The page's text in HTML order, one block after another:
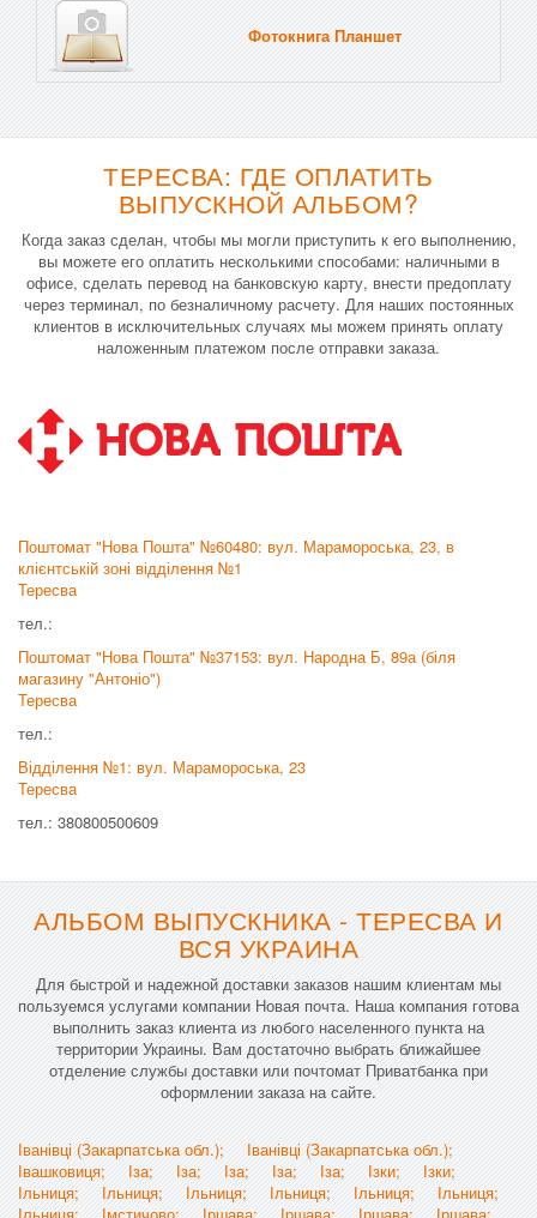
Фотокнига Планшет
ТЕРЕСВА: ГДЕ ОПЛАТИТЬ
ВЫПУСКНОЙ АЛЬБОМ?
Когда заказ сделан, чтобы мы могли приступить к его выполнению,
вы можете его оплатить несколькими способами: наличными в
офисе, сделать перевод на банковскую карту, внести предоплату
через терминал, по безналичному расчету. Для наших постоянных
клиентов в исключительных случаях мы можем принять оплату
наложенным платежом после отправки заказа.
Поштомат "Нова Пошта" №60480: вул. Марамороська, 23, в
клієнтській зоні відділення №1
Тересва
тел.:
Поштомат "Нова Пошта" №37153: вул. Народна Б, 89а (біля
магазину "Антоніо")
Тересва
тел.:
Відділення №1: вул. Марамороська, 23
Тересва
тел.: 380800500609
АЛЬБОМ ВЫПУСКНИКА - ТЕРЕСВА И
ВСЯ УКРАИНА
Для быстрой и надежной доставки заказов нашим клиентам мы
пользуемся услугами компании Новая почта. Наша компания готова
выполнить заказ клиента из любого населенного пункта на
территории Украины. Вам достаточно выбрать ближайшее
отделение службы доставки или почтомат Приватбанка при
оформлении заказа на сайте.
Іванівці (Закарпатська обл.);
Іванівці (Закарпатська обл.);
Івашковиця;
Іза; Іза; Іза; Іза; Іза; Ізки;
Ізки;
Ільниця;
Ільниця; Ільниця; Ільниця; Ільниця;
Ільниця;